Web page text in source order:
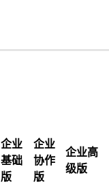
企业
基础
版
企业
协作
版
企业高
级版